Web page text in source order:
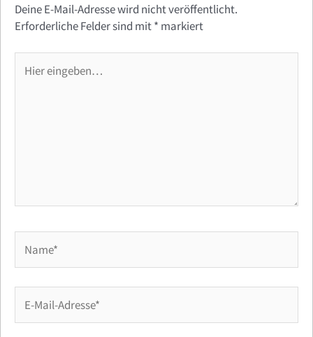
Deine E-Mail-Adresse wird nicht veröffentlicht.
Erforderliche Felder sind mit* markiert
eingeben…
Mail-
Adresse*